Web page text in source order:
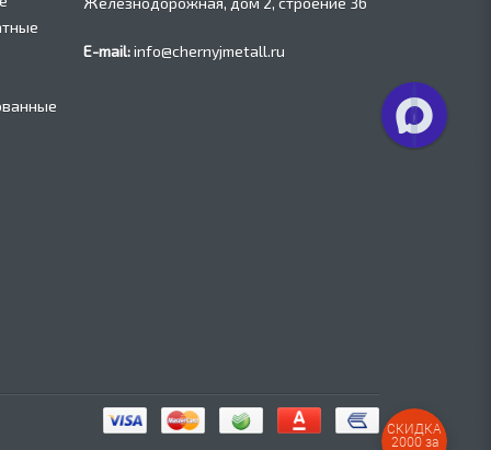
E-mail:info@chernyjmetall.ru
СКИДКА
2000 за